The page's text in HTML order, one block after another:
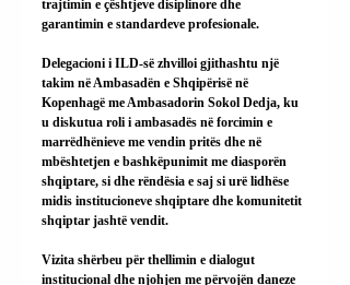
trajtimin e çështjeve disiplinore dhe
garantimin e standardeve profesionale.
Delegacioni i ILD-së zhvilloi gjithashtu një
takim në Ambasadën e Shqipërisë në
Kopenhagë me Ambasadorin Sokol Dedja, ku
u diskutua roli i ambasadës në forcimin e
marrëdhënieve me vendin pritës dhe në
mbështetjen e bashkëpunimit me diasporën
shqiptare, si dhe rëndësia e saj si urë lidhëse
midis institucioneve shqiptare dhe komunitetit
shqiptar jashtë vendit.
Vizita shërbeu për thellimin e dialogut
institucional dhe njohjen me përvojën daneze